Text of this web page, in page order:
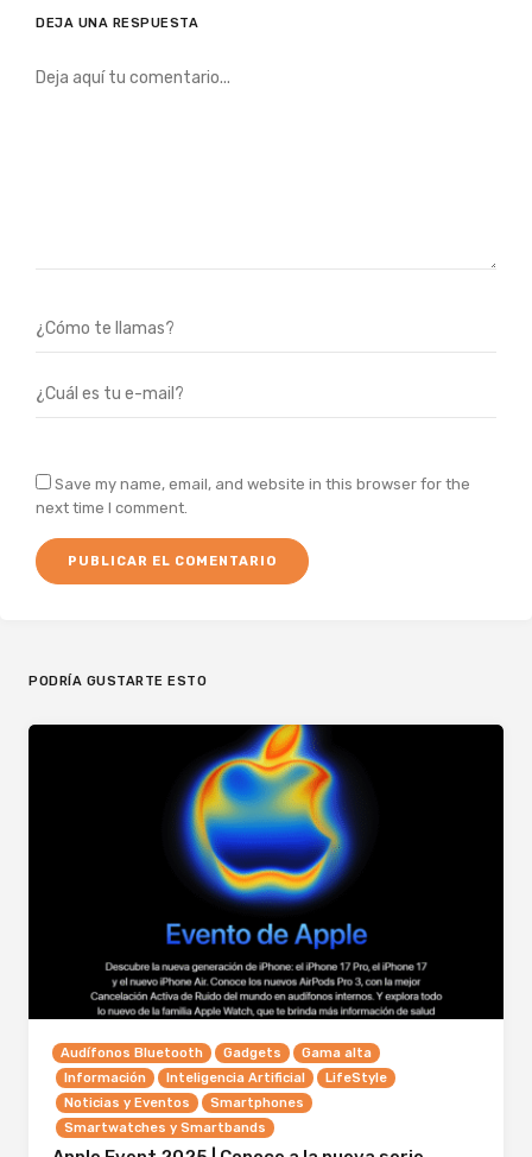
DEJA UNA RESPUESTA
Save my name, email, and website in this browser for the
next time I comment.
PODRÍA GUSTARTE ESTO
Audífonos Bluetooth Gadgets
Gama alta
Información
Inteligencia Artificial
LifeStyle
Noticias y Eventos
Smartphones
Smartwatches y Smartbands